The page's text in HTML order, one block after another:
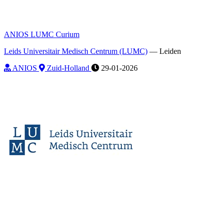
ANIOS LUMC Curium
Leids Universitair Medisch Centrum (LUMC) — Leiden
ANIOS
Zuid-Holland 29-01-2026